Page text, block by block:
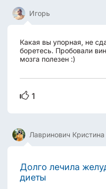
Игорь
Какая вы упорная, не
боретесь. Пробовали
мозга полезен :)
1
Лавринович Кристина
Долго лечила
диеты